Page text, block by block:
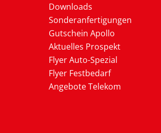
Downloads
Sonderanfertigungen
Gutschein Apollo
Aktuelles Prospekt
Flyer Auto-Spezial
Flyer Festbedarf
Angebote Telekom